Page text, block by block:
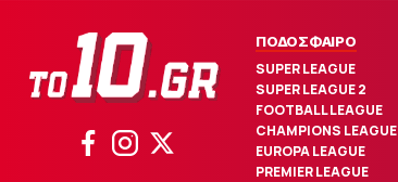
ΠΟΔΟΣΦΑΙΡΟ
SUPER LEAGUE
SUPER LEAGUE 2
FOOTBALL LEAGUE
CHAMPIONS LEAGUE
EUROPA LEAGUE
PREMIER LEAGUE